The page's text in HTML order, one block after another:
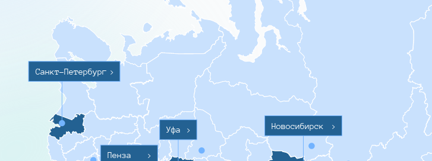
Санкт-Петербург >
Пенза >
Уфа > Новосибирск >